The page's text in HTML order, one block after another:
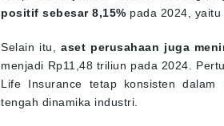
positif sebesar 8,15% pada 2024,
Selain itu, aset perusahaan juga
menjadi Rp11,48 triliun pada 2024.
Life Insurance tetap konsisten dalam
tengah dinamika industri.